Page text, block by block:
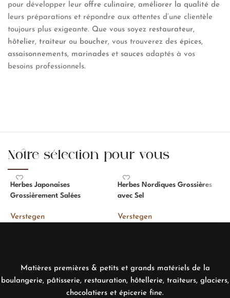
pour développer leur offre culinaire, améliorer la qualité de
leurs préparations et répondre aux attentes d’une clientèle
toujours plus exigeante. Que vous soyez restaurateur,
hôtelier, traiteur ou boucher, vous trouverez des épices,
assaisonnements, marinades et sauces adaptés à vos
besoins professionnels.
Notre sélection pour vous
Herbes Japonaises
Grossièrement Salées
Verstegen
Herbes Nordiques Grossières
avec Sel
Verstegen
Matières premières & petits et grands matériels de la
boulangerie, pâtisserie, restauration, hôtellerie, traiteurs, glaciers,
chocolatiers et épicerie fine.